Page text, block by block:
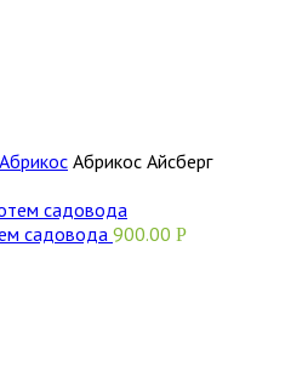
Абрикос Абрикос Айсберг
садовода 900.00 Р